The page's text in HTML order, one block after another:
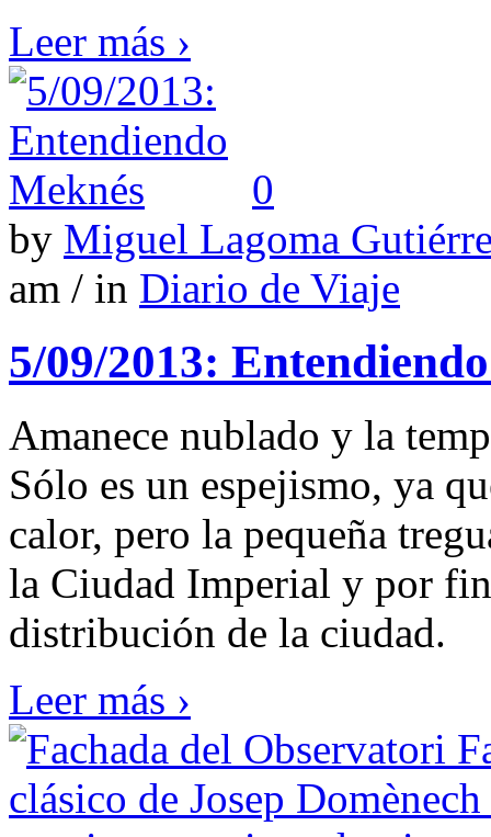
Leer más ›
0
by Miguel Lagoma
am / in Diario de Viaje
5/09/2013:
Amanece nublado y la
Sólo es un espejismo, ya
calor, pero la pequeña
la Ciudad Imperial y por
distribución de la ciudad.
Leer más ›